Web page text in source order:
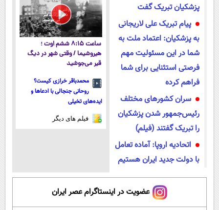
پزشکیان تبریک گفت
پیام تبریک علی لاریجانی
به پزشکیان: اعتماد ملت به
شما در این مسئولیت مهم
فرصتی استثنایی برای شما
فراهم کرده
سران کشور‌های مختلف
رئیس‌جمهور شدن پزشکیان
را تبریک گفتند (فیلم)
اتحادیه اروپا: آماده تعامل
با دولت جدید ایران هستیم
ساعت ۸:۱۵ ششم اوت ؛
هیروشیما / وقتی شهر در دیگ
قیر می‌جوشید
محمدباقر خرازی کیست؟
روحانی جنجالی با ادعاها و
ایده‌های تخیلی
فیلم های دیگر
عضویت در اینستاگرام عصر ایران